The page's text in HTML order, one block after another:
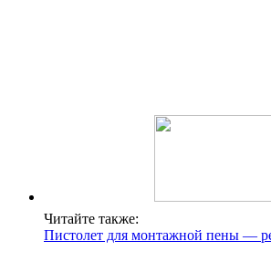
Читайте также:
Пистолет для монтажной пены —